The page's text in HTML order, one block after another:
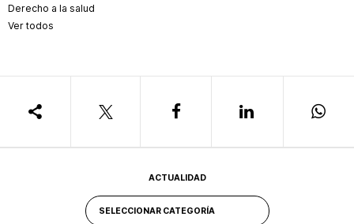
Derecho a la salud
Ver todos
ACTUALIDAD